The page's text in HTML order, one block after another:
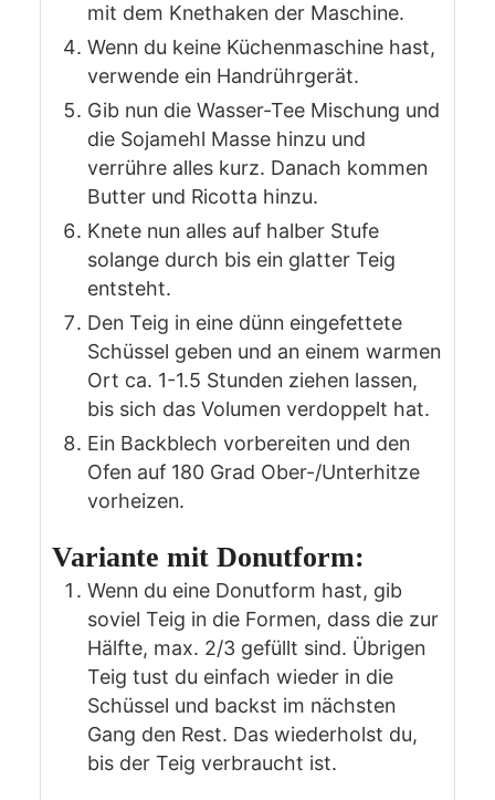
mit dem Knethaken der Maschine.
Wenn du keine Küchenmaschine hast,
verwende ein Handrührgerät.
Gib nun die Wasser-Tee Mischung und
die Sojamehl Masse hinzu und
verrühre alles kurz. Danach kommen
Butter und Ricotta hinzu.
Knete nun alles auf halber Stufe
solange durch bis ein glatter Teig
entsteht.
Den Teig in eine dünn eingefettete
Schüssel geben und an einem warmen
Ort ca. 1-1.5 Stunden ziehen lassen,
bis sich das Volumen verdoppelt hat.
Ein Backblech vorbereiten und den
Ofen auf 180 Grad Ober-/Unterhitze
vorheizen.
Variante mit Donutform:
Wenn du eine Donutform hast, gib
soviel Teig in die Formen, dass die zur
Hälfte, max. 2/3 gefüllt sind. Übrigen
Teig tust du einfach wieder in die
Schüssel und backst im nächsten
Gang den Rest. Das wiederholst du,
bis der Teig verbraucht ist.